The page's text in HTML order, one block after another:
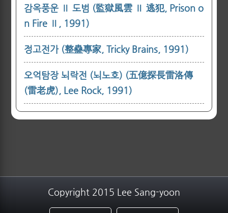
감옥풍운 Ⅱ 도범 (監獄風雲 Ⅱ 逃犯, Prison o
n Fire Ⅱ, 1991)
정고전가 (整蠱專家, Tricky Brains, 1991)
오억탐장 뇌락전 (뇌노호) (五億探長雷洛傳
(雷老虎), Lee Rock, 1991)
Copyright 2015 Lee Sang-yoon